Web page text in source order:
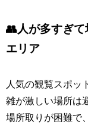
👥人が多すぎ
エリア
人気の観覧スポッ
雑が激しい場所は
場所取りが困難で